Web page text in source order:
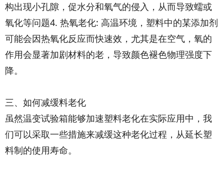
构出现小孔隙，促水分和氧气的侵入，从而导致蠕或
氧化等问题4. 热氧老化: 高温环境，塑料中的某添加剂
可能会因热氧化反应而快速效，尤其是在空气，氧的
作用会显著加剧材料的老，导致颜色褪色物理强度下
降。
三、如何减缓料老化
虽然温变试验箱能够加速塑料老化在实际应用中，我
们可以采取一些措施来减缓这种老化过程，从延长塑
料制的使用寿命。